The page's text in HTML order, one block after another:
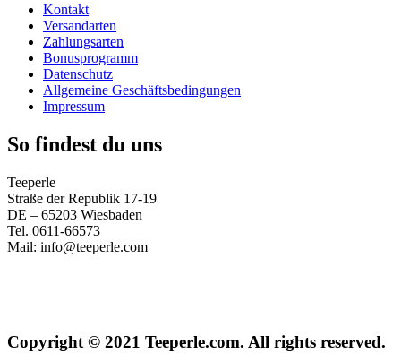
Kontakt
Versandarten
Zahlungsarten
Bonusprogramm
Datenschutz
Allgemeine Geschäftsbedingungen
Impressum
So findest du uns
Teeperle
Straße der Republik 17-19
DE – 65203 Wiesbaden
Tel. 0611-66573
Mail: info@teeperle.com
Copyright © 2021 Teeperle.com. All rights reserved.